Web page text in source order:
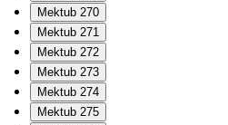
Mektub 270
Mektub 271
Mektub 272
Mektub 273
Mektub 274
Mektub 275